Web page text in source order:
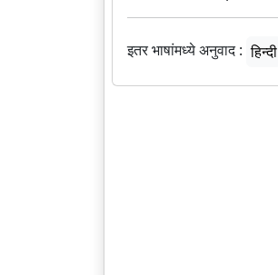
इतर भाषांमध्ये अनुवाद : हिन्दी